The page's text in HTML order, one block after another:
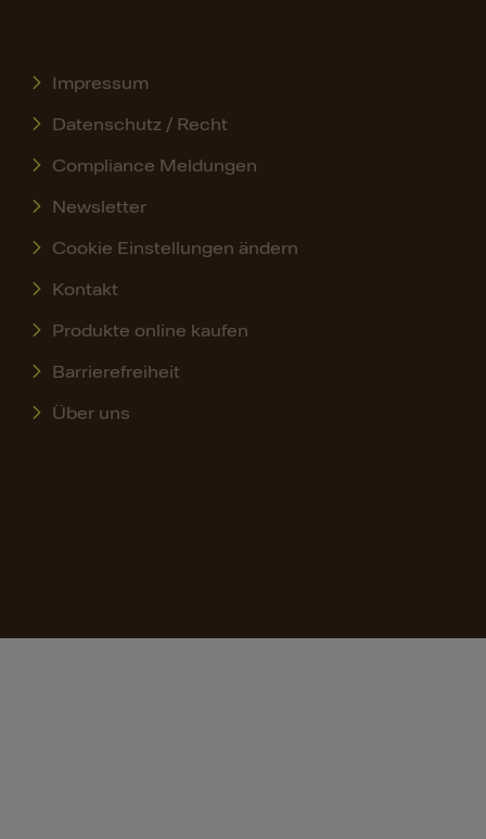
Impressum
Datenschutz / Recht
Compliance Meldungen
Newsletter
Cookie Einstellungen ändern
Kontakt
Produkte online kaufen
Barrierefreiheit
Über uns